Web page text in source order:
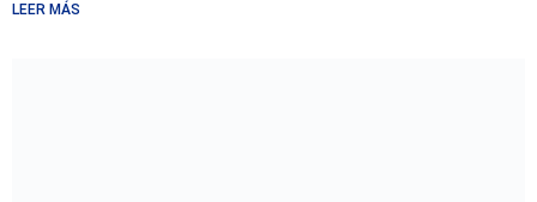
LEER MÁS